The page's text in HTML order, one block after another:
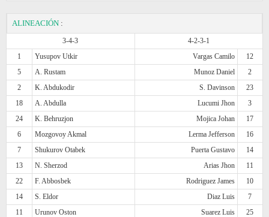
ALINEACIÓN :
3-4-3
4-2-3-1
1
Yusupov Utkir Vargas Camilo
12
5
A. Rustam Munoz Daniel
2
2
K. Abdukodir S. Davinson
23
18
A. Abdulla Lucumi Jhon
3
24
K. Behruzjon Mojica Johan
17
6
Mozgovoy Akmal Lerma Jefferson
16
7
Shukurov Otabek Puerta Gustavo
14
13
N. Sherzod Arias Jhon
11
22
F. Abbosbek Rodriguez James
10
14
S. Eldor Diaz Luis
7
11
Urunov Oston Suarez Luis
25